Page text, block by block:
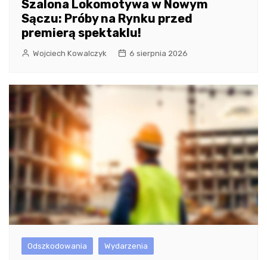
Szalona Lokomotywa w Nowym
Sączu: Próby na Rynku przed
premierą spektaklu!
Wojciech Kowalczyk 6 sierpnia 2026
Odszkodowania Wydarzenia